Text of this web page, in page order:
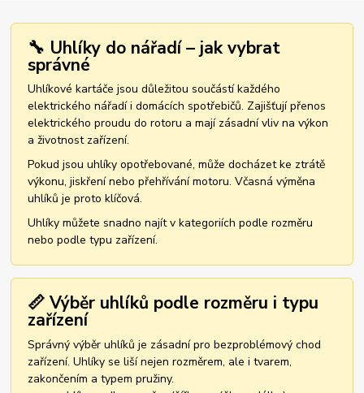
🔧 Uhlíky do nářadí – jak vybrat
správné
Uhlíkové kartáče jsou důležitou součástí každého
elektrického nářadí i domácích spotřebičů. Zajišťují přenos
elektrického proudu do rotoru a mají zásadní vliv na výkon
a životnost zařízení.
Pokud jsou uhlíky opotřebované, může docházet ke ztrátě
výkonu, jiskření nebo přehřívání motoru. Včasná výměna
uhlíků je proto klíčová.
Uhlíky můžete snadno najít v kategoriích podle rozměru
nebo podle typu zařízení.
📏 Výběr uhlíků podle rozměru i typu
zařízení
Správný výběr uhlíků je zásadní pro bezproblémový chod
zařízení. Uhlíky se liší nejen rozměrem, ale i tvarem,
zakončením a typem pružiny.